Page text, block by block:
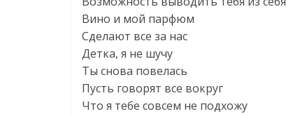
Вино и мой парфюм
Сделают все за нас
Детка, я не шучу
Ты снова повелась
Пусть говорят все вокруг
Что я тебе совсем не подхожу